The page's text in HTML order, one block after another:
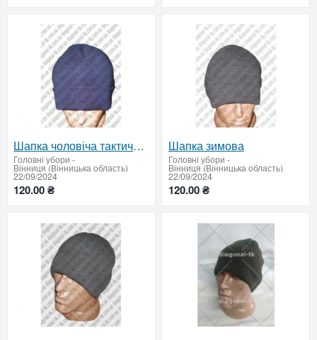
Шапка чоловіча тактична хакі
Головні убори -
Вінниця (Вінницька область)
22/09/2024
120.00 ₴
Шапка зимова
Головні убори -
Вінниця (Вінницька область)
22/09/2024
120.00 ₴